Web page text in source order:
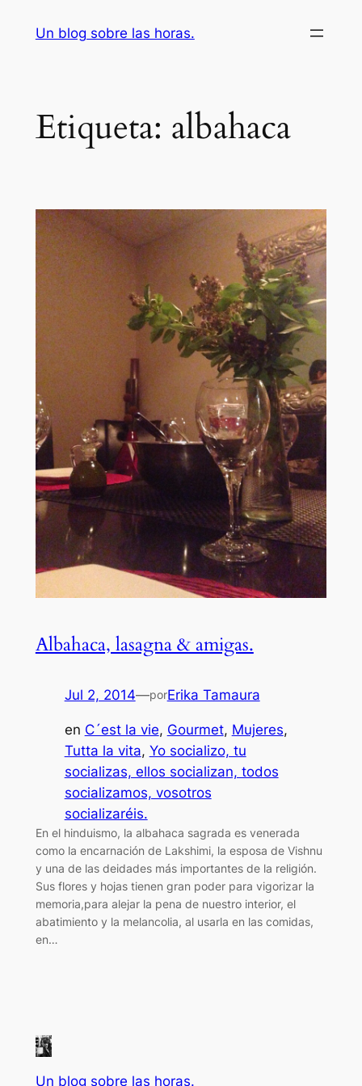
Un blog sobre las horas.
Etiqueta: albahaca
Albahaca, lasagna & amigas.
Jul 2, 2014—porErika Tamaura
en C´est la vie, Gourmet, Mujeres
Tutta la vita, Yo socializo, tu
socializas, ellos socializan, todos
socializamos, vosotros
socializaréis.
En el hinduismo, la albahaca sagrada es venerada
como la encarnación de Lakshimi, la esposa de Vishnu
y una de las deidades más importantes de la religión.
Sus flores y hojas tienen gran poder para vigorizar la
memoria,para alejar la pena de nuestro interior, el
abatimiento y la melancolia, al usarla en las comidas,
en…
Un blog sobre las horas.